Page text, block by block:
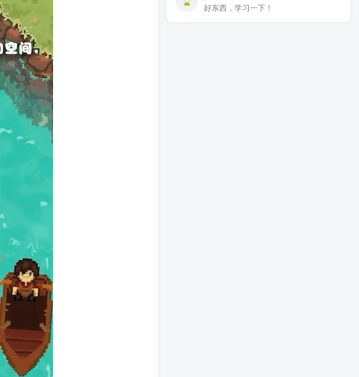
好东西，学习一下！